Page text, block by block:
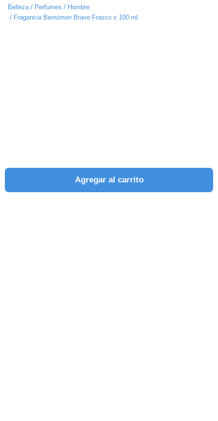
Belleza / Perfumes / Hombre
/ Fragancia Bensimon Brave Frasco x 100 ml
Agregar al carrito